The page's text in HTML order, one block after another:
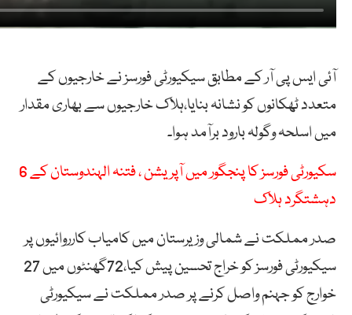
آئی ایس پی آر کے مطابق سیکیورٹی فورسز نے خارجیوں کے
متعدد ٹھکانوں کو نشانہ بنایا،ہلاک خارجیوں سے بھاری مقدار
میں اسلحہ وگولہ بارود برآمد ہوا۔
سکیورٹی فورسز کا پنجگور میں آپریشن ، فتنہ الہندوستان کے 6
دہشتگرد ہلاک
صدر مملکت نے شمالی وزیرستان میں کامیاب کارروائیوں پر
سیکیورٹی فورسز کو خراج تحسین پیش کیا،72گھنٹوں میں 27
خوارج کو جہنم واصل کرنے پر صدر مملکت نے سیکیورٹی